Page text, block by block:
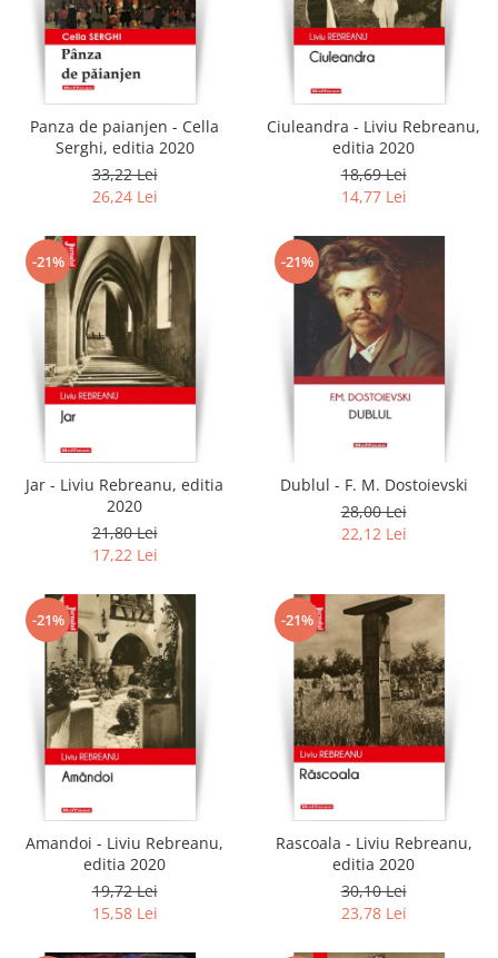
Panza de paianjen - Cella
Serghi, editia 2020
33,22 Lei
26,24 Lei
Ciuleandra - Liviu Rebreanu,
editia 2020
18,69 Lei
14,77 Lei
-21%
Jar - Liviu Rebreanu, editia
2020
21,80 Lei
17,22 Lei
-21%
Dublul - F. M. Dostoievski
28,00 Lei
22,12 Lei
-21%
Amandoi - Liviu Rebreanu,
editia 2020
19,72 Lei
15,58 Lei
-21%
Rascoala - Liviu Rebreanu,
editia 2020
30,10 Lei
23,78 Lei